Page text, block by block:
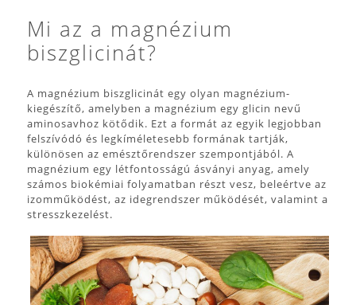
Mi az a magnézium
biszglicinát?
A magnézium biszglicinát egy olyan magnézium-
kiegészítő, amelyben a magnézium egy glicin nevű
aminosavhoz kötődik. Ezt a formát az egyik legjobban
felszívódó és legkíméletesebb formának tartják,
különösen az emésztőrendszer szempontjából. A
magnézium egy létfontosságú ásványi anyag, amely
számos biokémiai folyamatban részt vesz, beleértve az
izomműködést, az idegrendszer működését, valamint a
stresszkezelést.